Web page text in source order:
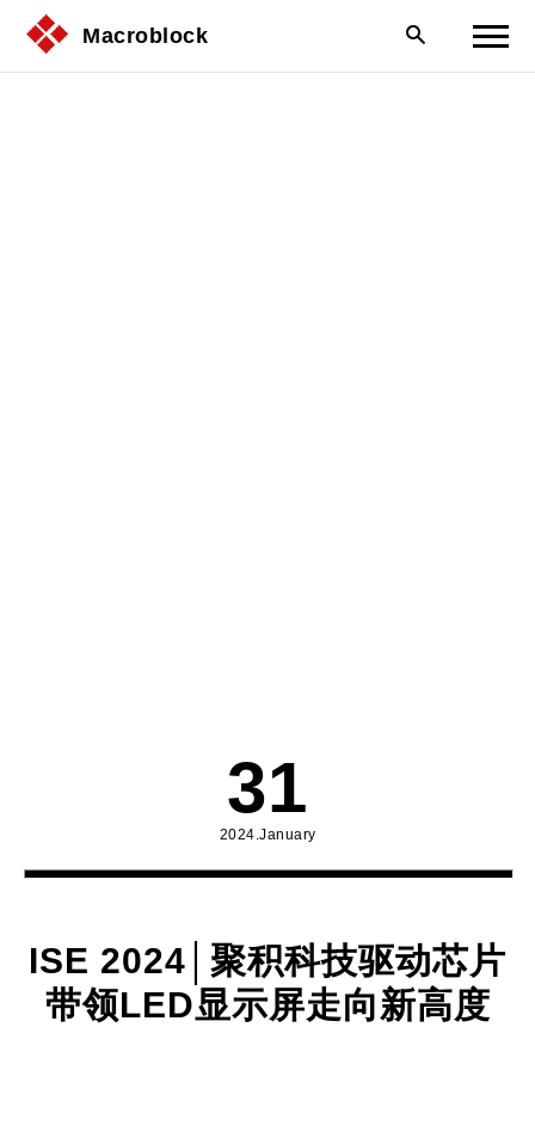
Macroblock
31
2024.January
ISE 2024│聚积科技驱动芯片
带领LED显示屏走向新高度